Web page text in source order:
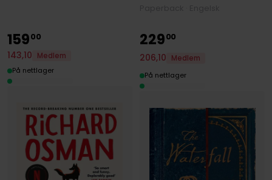
15900
143,10
Medlem
På nettlager
22900
206,10
Medlem
På nettlager